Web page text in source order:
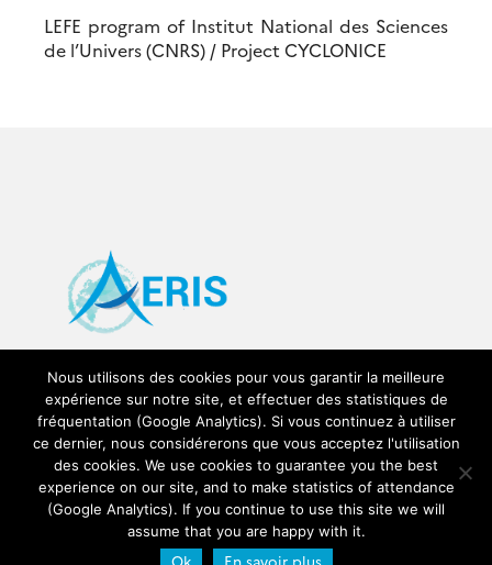
LEFE program of Institut National des Sciences
de l’Univers (CNRS) / Project CYCLONICE
Mentions légales / Legal mentions
Nous utilisons des cookies pour vous garantir la meilleure
expérience sur notre site, et effectuer des statistiques de
fréquentation (Google Analytics). Si vous continuez à utiliser
ce dernier, nous considérerons que vous acceptez l'utilisation
des cookies. We use cookies to guarantee you the best
experience on our site, and to make statistics of attendance
(Google Analytics). If you continue to use this site we will
assume that you are happy with it.
Ok En savoir plus